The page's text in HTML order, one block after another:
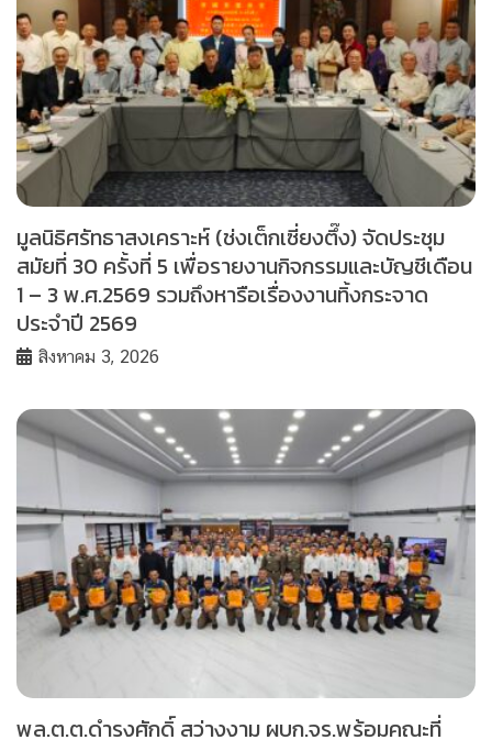
มูลนิธิศรัทธาสงเคราะห์ (ช่งเต็กเซี่ยงตึ๊ง) จัดประชุม
สมัยที่ 30 ครั้งที่ 5 เพื่อรายงานกิจกรรมและบัญชีเดือน
1 – 3 พ.ศ.2569 รวมถึงหารือเรื่องงานทิ้งกระจาด
ประจำปี 2569
สิงหาคม 3, 2026
พล.ต.ต.ดำรงศักดิ์ สว่างงาม ผบก.จร.พร้อมคณะที่